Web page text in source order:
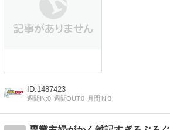
1487423
週間IN:0 週間OUT:0 月間IN:3